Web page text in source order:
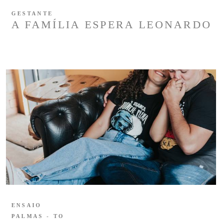
A FAMÍLIA ESPERA LEONARDO
GESTANTE
ENSAIO
PALMAS - TO